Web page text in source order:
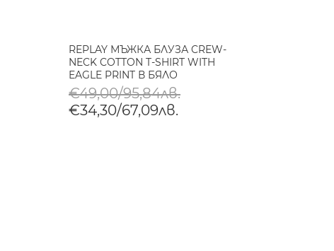
REPLAY МЪЖКА БЛУЗА CREW-
NECK COTTON T-SHIRT WITH
EAGLE PRINT В БЯЛО
€49,00/95,84лв.
€34,30/67,09лв.